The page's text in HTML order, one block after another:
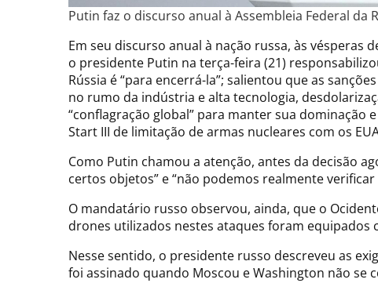
Putin faz o discurso anual à Assembleia Federal da
Em seu discurso anual à nação russa, às
o presidente Putin na terça-feira (21)
Rússia é “para encerrá-la”; salientou que as
no rumo da indústria e alta tecnologia,
“conflagração global” para manter sua dominação
Start III de limitação de armas nucleares com os
Como Putin chamou a atenção, antes da decisão
certos objetos” e “não podemos realmente
O mandatário russo observou, ainda, que o
drones utilizados nestes ataques foram equipados
Nesse sentido, o presidente russo descreveu as
foi assinado quando Moscou e Washington não se